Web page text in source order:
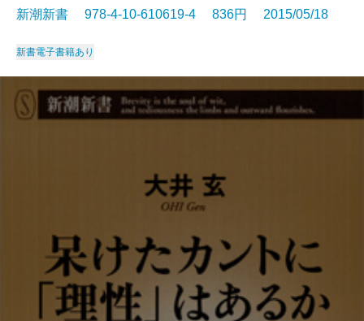
新潮新書 978-4-10-610619-4 836円 2015/05/18
新書電子書籍あり